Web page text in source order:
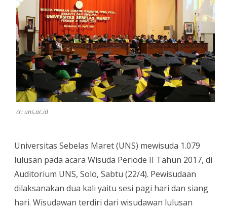
II
Tahun
2017
Mewisuda
144
Wisudawan
cr: uns.ac.id
Universitas Sebelas Maret (UNS) mewisuda 1.079
lulusan pada acara Wisuda Periode II Tahun 2017, di
Auditorium UNS, Solo, Sabtu (22/4). Pewisudaan
dilaksanakan dua kali yaitu sesi pagi hari dan siang
hari. Wisudawan terdiri dari wisudawan lulusan